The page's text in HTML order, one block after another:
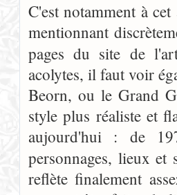
C'est notamment à
mentionnant
pages du site de
acolytes, il faut voir
Beorn, ou le Grand
style plus réaliste et
aujourd'hui : de
personnages, lieux et
reflète finalement